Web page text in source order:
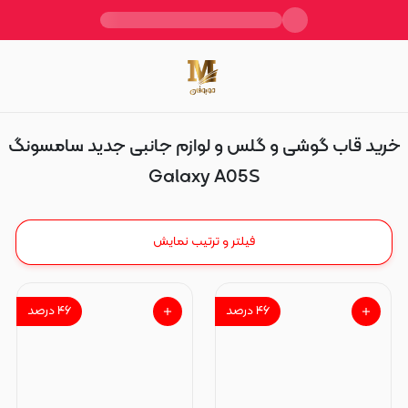
Galaxy A05S
خرید قاب گوشی و گلس و لوازم جانبی جدید سامسونگ
Galaxy A05S
فیلتر و ترتیب نمایش
۴۶درصد ۴۶درصد